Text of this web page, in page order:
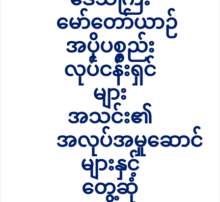
မော်တော်ယာဉ်
အပိုပစ္စည်း
လုပ်ငန်းရှင်
များ
အသင်း၏
အလုပ်အမှုဆောင်
များနှင့်
တွေ့ဆုံ